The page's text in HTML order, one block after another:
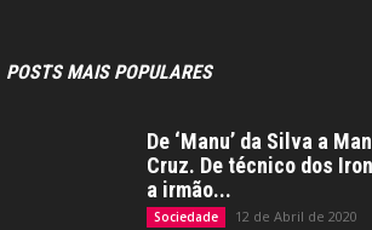
POSTS MAIS POPULARES
De ‘Manu’ da Silva a
Cruz. De técnico dos
a irmão...
Sociedade 12 de Abril de 2020